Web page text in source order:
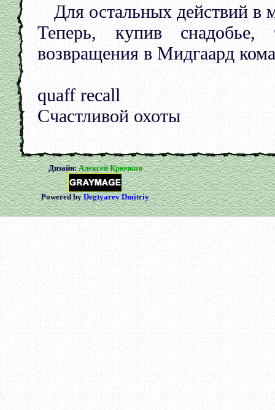
Для остальных действий в
Теперь, купив
возвращения в Мидгаард
quaff recall
Счастливой охоты
Дизайн:Алексей Крючков
Powered byDegtyarev Dmitriy